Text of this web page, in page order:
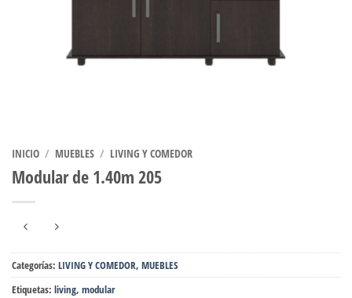
INICIO / MUEBLES / LIVING Y COMEDOR
Modular de 1.40m 205
Categorías: LIVING Y COMEDOR, MUEBLES
Etiquetas: living, modular